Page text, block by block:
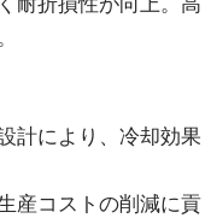
計により、冷却効果
産コストの削減に貢